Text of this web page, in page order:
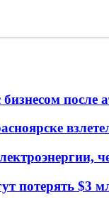
после
потерять $3